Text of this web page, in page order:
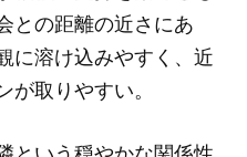
との距離の近さにあ
に溶け込みやすく、近
取りやすい。